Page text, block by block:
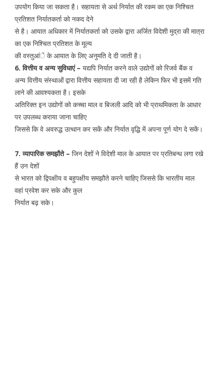
उपयोग किया जा सकता है। सहायता से अर्थ निर्यात की रकम का एक निश्चित
प्रतिशत निर्यातकर्ता को नकद देने
से है। आयात अधिकार में निर्यातकर्ता को उसके द्वारा अर्जित विदेशी मुद्रा की मात्रा
का एक निश्चित प्रतिशत के मूल्य
की वस्तुआंे के आयात के लिए अनुमति दे दी जाती है।
6. वित्तीय व अन्य सुविधाएं – यद्यपि निर्यात करने वाले उद्योगों को रिजर्व बैंक व
अन्य वित्तीय संस्थाओं द्वारा वित्तीय सहायता दी जा रही है लेकिन फिर भी इसमें गति
लाने की आवश्यकता है। इसके
अतिरिक्त इन उद्योगों को कच्चा माल व बिजली आदि को भी प्राथमिकता के आधार
पर उपलब्ध कराया जाना चाहिए
जिससे कि वे अवरुद्ध उत्थान कर सकें और निर्यात वृद्धि में अपना पूर्ण योग दे सकें।
7. व्यापारिक समझौते – जिन देशों ने विदेशी माल के आयात पर प्रतिबन्ध लगा रखे
हैं उन देशों
से भारत को द्विपक्षीय व बहुपक्षीय समझौते करने चाहिए जिससे कि भारतीय माल
वहां प्रवेश कर सके और कुल
निर्यात बढ़ सके।